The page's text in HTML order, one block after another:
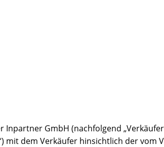
Inpartner GmbH (nachfolgend
dem Verkäufer hinsichtlich der vom